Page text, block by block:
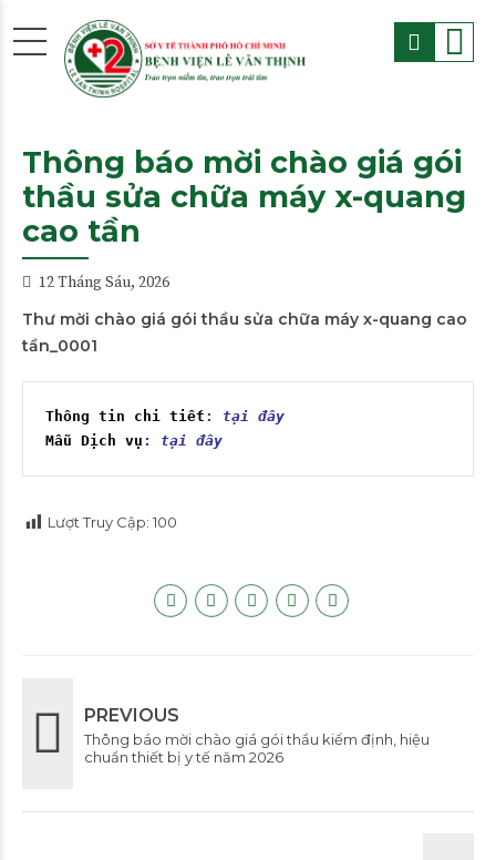
Thông báo mời chào giá gói
thầu sửa chữa máy x-quang
cao tần
12 Tháng Sáu, 2026
Thư mời chào giá gói thầu sửa chữa máy x-quang cao
tần_0001
Thông tin chi tiết : tại đây
Mẫu Dịch vụ : tại đây
Lượt Truy Cập: 100
PREVIOUS
Thông báo mời chào giá gói thầu kiểm định, hiệu
chuẩn thiết bị y tế năm 2026